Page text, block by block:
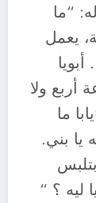
“ما
يعمل
أربع ولا
ما
يا بني.
ليه ؟ “